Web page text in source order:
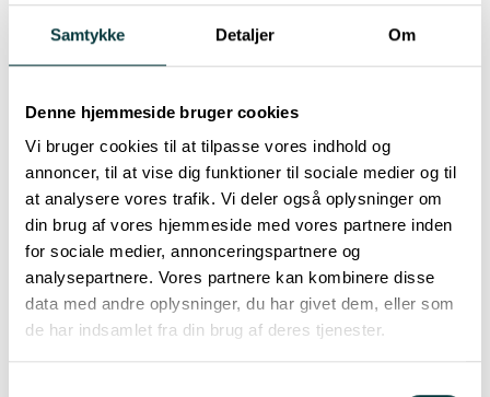
Samtykke Detaljer Om
Denne hjemmeside bruger cookies
Vi bruger cookies til at tilpasse vores indhold og
annoncer, til at vise dig funktioner til sociale medier og til
at analysere vores trafik. Vi deler også oplysninger om
din brug af vores hjemmeside med vores partnere inden
for sociale medier, annonceringspartnere og
analysepartnere. Vores partnere kan kombinere disse
data med andre oplysninger, du har givet dem, eller som
de har indsamlet fra din brug af deres tjenester.
E-
mail
(Påkrævet)
Telefon
(Påkrævet)
Besked
(Påkrævet)